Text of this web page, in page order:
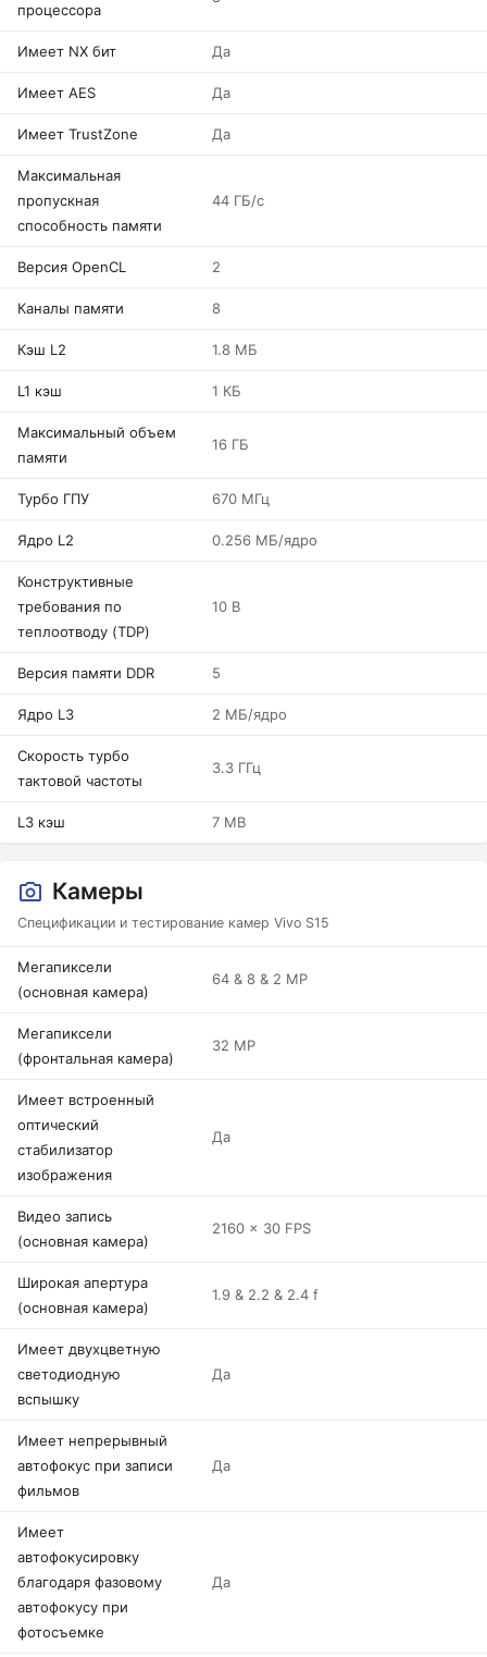
процессора
Имеет NX бит Да
Имеет AES Да
Имеет TrustZone Да
Максимальная
пропускная
способность памяти
44 ГБ/с
Версия OpenCL 2
Каналы памяти 8
Кэш L2 1.8 МБ
L1 кэш 1 КБ
Максимальный объем
памяти
16 ГБ
Турбо ГПУ 670 МГц
Ядро L2 0.256 МБ/ядро
Конструктивные
требования по
теплоотводу (TDP)
10 В
Версия памяти DDR 5
Ядро L3 2 МБ/ядро
Скорость турбо
тактовой частоты
3.3 ГГц
L3 кэш 7 MB
Камеры
Спецификации и тестирование камер Vivo S15
Мегапиксели
(основная камера)
64 & 8 & 2 MP
Мегапиксели
(фронтальная камера)
32 MP
Имеет встроенный
оптический
стабилизатор
изображения
Да
Видео запись
(основная камера)
2160 x 30 FPS
Широкая апертура
(основная камера)
1.9 & 2.2 & 2.4 f
Имеет двухцветную
светодиодную
вспышку
Да
Имеет непрерывный
автофокус при записи
фильмов
Да
Имеет
автофокусировку
благодаря фазовому
автофокусу при
фотосъемке
Да